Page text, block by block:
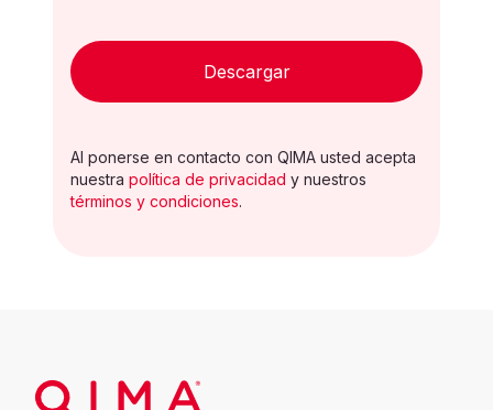
Descargar
Al ponerse en contacto con QIMA usted acepta
nuestra política de privacidad y nuestros
términos y condiciones.